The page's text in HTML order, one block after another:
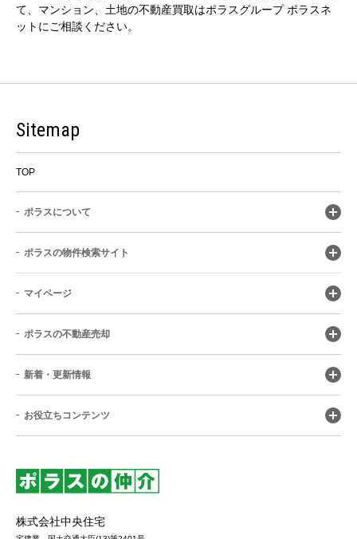
て、マンション、土地の不動産買取はポラスグループ ポラスネ
ットにご相談ください。
Sitemap
TOP
ポラスについて
ポラスの物件検索サイト
マイページ
ポラスの不動産売却
新着・更新情報
お役立ちコンテンツ
株式会社中央住宅